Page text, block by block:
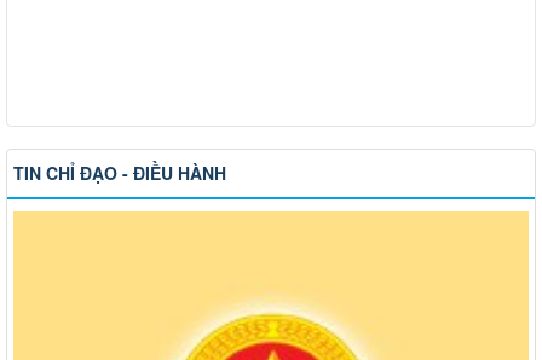
TIN CHỈ ĐẠO - ĐIỀU HÀNH